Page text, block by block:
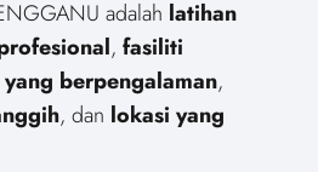
adalah latihan
, fasiliti
berpengalaman,
, dan lokasi yang